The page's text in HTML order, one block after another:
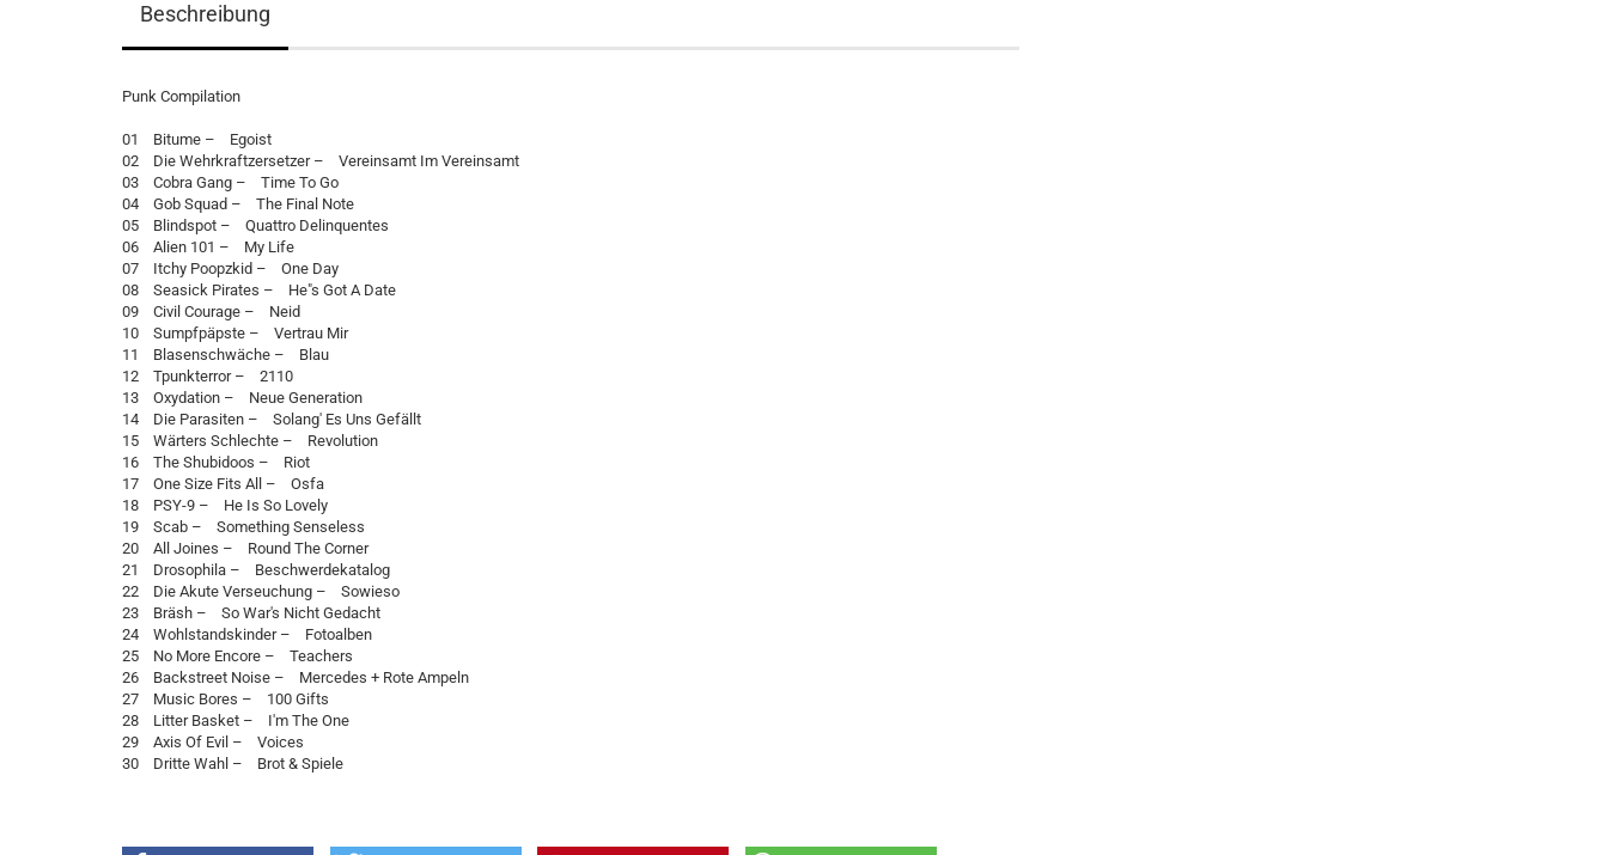
Beschreibung
Punk Compilation
01 Bitume – Egoist
02 Die Wehrkraftzersetzer – Vereinsamt Im Vereinsamt
03 Cobra Gang – Time To Go
04 Gob Squad – The Final Note
05 Blindspot – Quattro Delinquentes
06 Alien 101 – My Life
07 Itchy Poopzkid – One Day
08 Seasick Pirates – He"s Got A Date
09 Civil Courage – Neid
10 Sumpfpäpste – Vertrau Mir
11 Blasenschwäche – Blau
12 Tpunkterror – 2110
13 Oxydation – Neue Generation
14 Die Parasiten – Solang' Es Uns Gefällt
15 Wärters Schlechte – Revolution
16 The Shubidoos – Riot
17 One Size Fits All – Osfa
18 PSY-9 – He Is So Lovely
19 Scab – Something Senseless
20 All Joines – Round The Corner
21 Drosophila – Beschwerdekatalog
22 Die Akute Verseuchung – Sowieso
23 Bräsh – So War's Nicht Gedacht
24 Wohlstandskinder – Fotoalben
25 No More Encore – Teachers
26 Backstreet Noise – Mercedes + Rote Ampeln
27 Music Bores – 100 Gifts
28 Litter Basket – I'm The One
29 Axis Of Evil – Voices
30 Dritte Wahl – Brot & Spiele